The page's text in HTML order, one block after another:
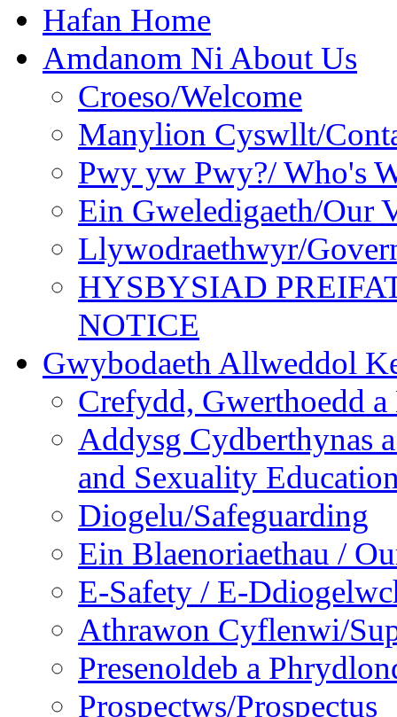
Hafan Home
Amdanom Ni About Us
Croeso/Welcome
Manylion Cyswllt/
Pwy yw Pwy?/ Who's
Ein Gweledigaeth/Our
Llywodraethwyr/
HYSBYSIAD
NOTICE
Gwybodaeth Allweddol
Crefydd, Gwerthoedd
Addysg Cydberthynas
and Sexuality
Diogelu/Safeguarding
Ein Blaenoriaethau /
E-Safety / E-
Athrawon Cyflenwi/
Presenoldeb a
Prospectws/Prospectus